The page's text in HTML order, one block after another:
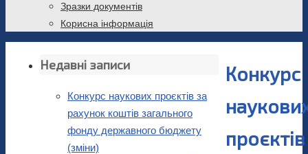
Зразки документів
Корисна інформація
Конкурс
проєктів
Недавні записи
Конкурс наукових проєктів за
рахунок коштів загального
фонду державного бюджету
(зміни)